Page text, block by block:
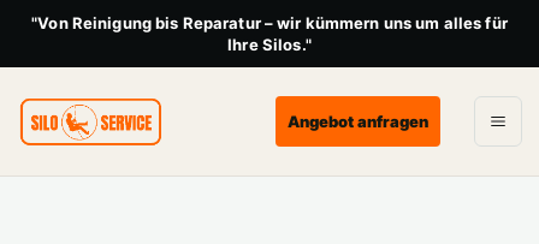
"Von Reinigung bis Reparatur – wir kümmern uns um alles für
Ihre Silos."
Angebot anfragen